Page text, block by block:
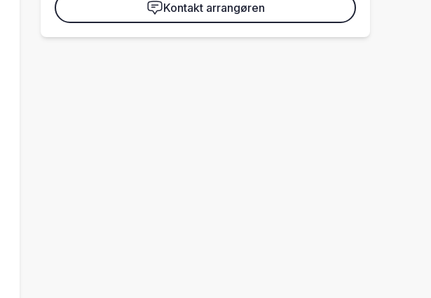
Kontakt arrangøren